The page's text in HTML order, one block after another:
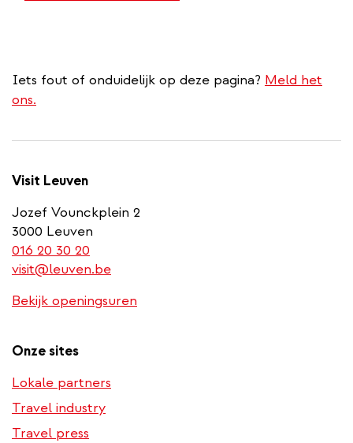
Iets fout of onduidelijk op deze pagina? Meld het
ons.
Visit Leuven
Jozef Vounckplein 2
3000 Leuven
016 20 30 20
is
phone
visit@leuven.be
Bekijk openingsuren
Onze sites
Lokale partners
Travel industry
Travel press